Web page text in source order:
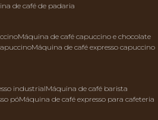
de café de padaria
máquina de café capuccino e chocolate
máquina de café expresso capuccino
industrial
máquina de café barista
pó
máquina de café expresso para cafeteria